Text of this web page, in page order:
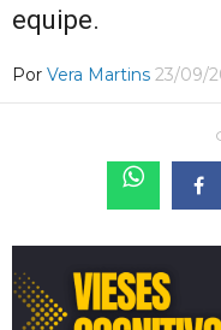
equipe.
Por Vera Martins 23/09/